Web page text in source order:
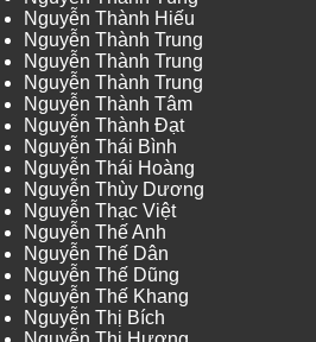
Nguyễn Thành Hiếu
Nguyễn Thành Trung
Nguyễn Thành Trung
Nguyễn Thành Trung
Nguyễn Thành Tâm
Nguyễn Thành Đạt
Nguyễn Thái Bình
Nguyễn Thái Hoàng
Nguyễn Thùy Dương
Nguyễn Thạc Việt
Nguyễn Thế Anh
Nguyễn Thế Dân
Nguyễn Thế Dũng
Nguyễn Thế Khang
Nguyễn Thị Bích